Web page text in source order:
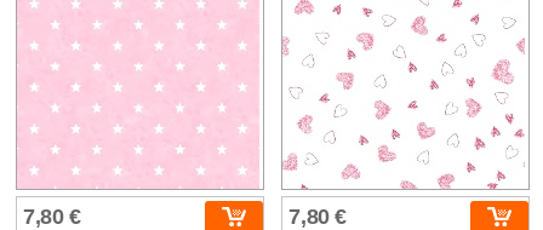
7,80 € 7,80 €